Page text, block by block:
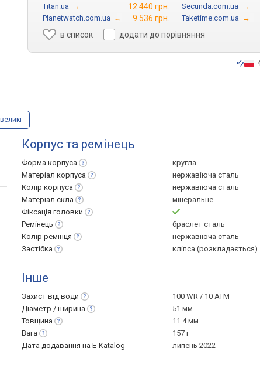
Titan.ua → 12 440 грн. Secunda.com.ua →
Planetwatch.com.ua → 9 536 грн. Taketime.com.ua →
в список додати до порівняння
великі
Корпус та ремінець
Форма корпуса
кругла
Матеріал корпуса
нержавіюча сталь
Колір корпуса
нержавіюча сталь
Матеріал скла
мінеральне
Фіксація головки
Ремінець
браслет сталь
Колір ремінця
нержавіюча сталь
Застібка
кліпса (розкладається)
Інше
Захист від води
100 WR / 10 ATM
Діаметр / ширина
51 мм
Товщина
11.4 мм
Вага
157 г
Дата додавання на E-Katalog
липень 2022